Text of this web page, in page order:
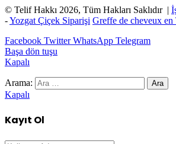
© Telif Hakkı 2026, Tüm Hakları Saklıdır |
-Yozgat Çiçek Siparişi Greffe de cheveux en
Facebook Twitter WhatsApp Telegram
Başa dön tuşu
Kapalı
Arama:
Kapalı
Kayıt Ol